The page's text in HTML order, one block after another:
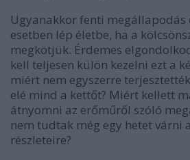
Ugyanakkor fenti megállapodás
esetben lép életbe, ha a
megkötjük. Érdemes
kell teljesen külön kezelni ezt a
miért nem egyszerre
elé mind a kettőt? Miért kellett
átnyomni az erőműről szóló
nem tudtak még egy hetet várni
részleteire?